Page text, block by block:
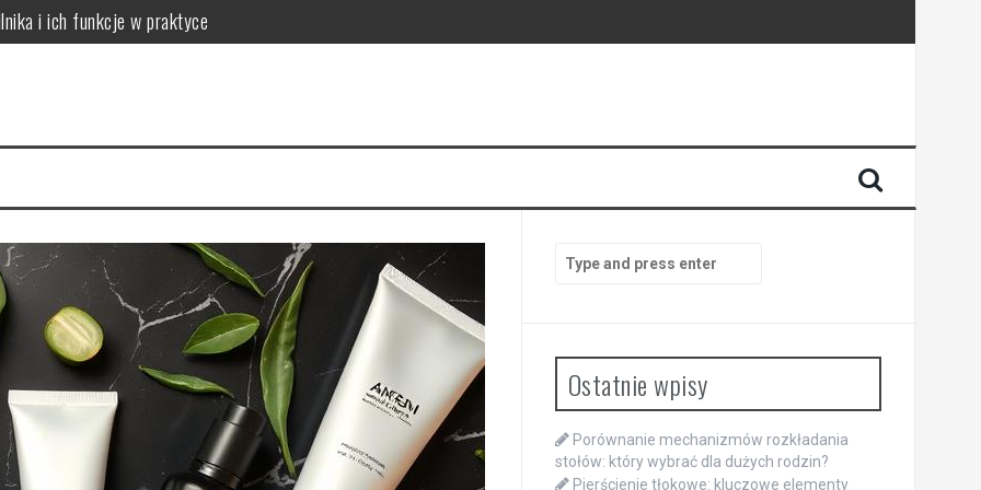
i ich funkcje w praktyce
i skuteczna rutyna anti-aging
na 4 tygodnie
cerę i jak to naprawić
for:
Ostatnie wpisy
Porównanie mechanizmów rozkładania
stołów: który wybrać dla dużych rodzin?
Pierścienie tłokowe: kluczowe elementy